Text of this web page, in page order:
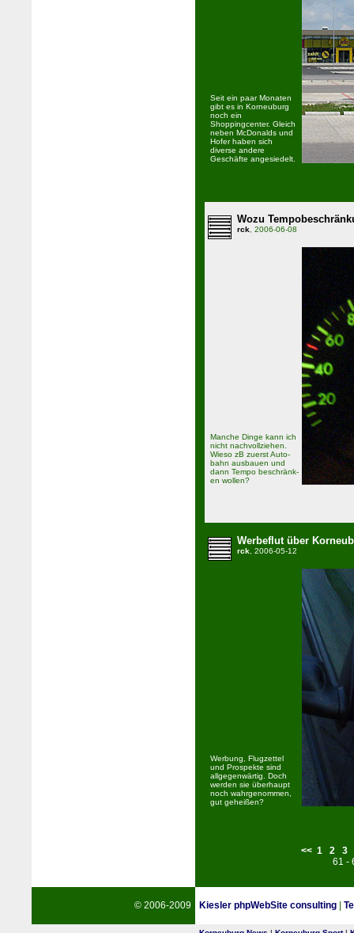
Seit ein paar Monaten
gibt es in Korneuburg
noch ein
Shoppingcenter. Gleich
neben McDonalds und
Hofer haben sich
diverse andere
Geschäfte angesiedelt.
Wozu
rck, 2006-06-08
Manche Dinge kann ich
nicht nachvollziehen.
Wieso zB zuerst Auto­
bahn ausbauen und
dann Tempo be­schränk­
en wollen?
Werbeflut über
rck, 2006-05-12
Werbung, Flugzettel
und Prospekte sind
allgegenwärtig. Doch
werden sie überhaupt
noch wahrgenommen,
gut geheißen?
<< 1 2
3
61 -
© 2006-2009 Kiesler phpWebSite consulting